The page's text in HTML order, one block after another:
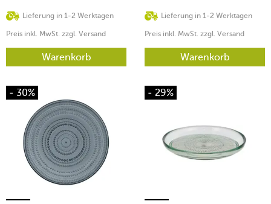
Lieferung in 1-2 Werktagen
Preis inkl. MwSt. zzgl. Versand
Warenkorb
Lieferung in 1-2 Werktagen
Preis inkl. MwSt. zzgl. Versand
Warenkorb
- 30% - 29%